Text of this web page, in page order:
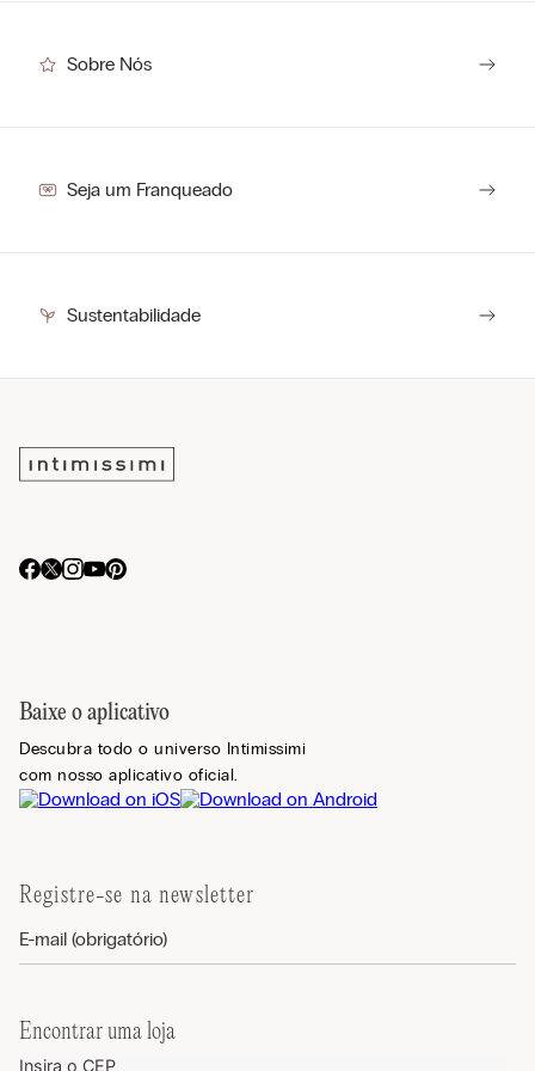
Sobre Nós
Seja um Franqueado
Sustentabilidade
Baixe o aplicativo
Descubra todo o universo Intimissimi
com nosso aplicativo oficial.
Registre-se na newsletter
Encontrar uma loja